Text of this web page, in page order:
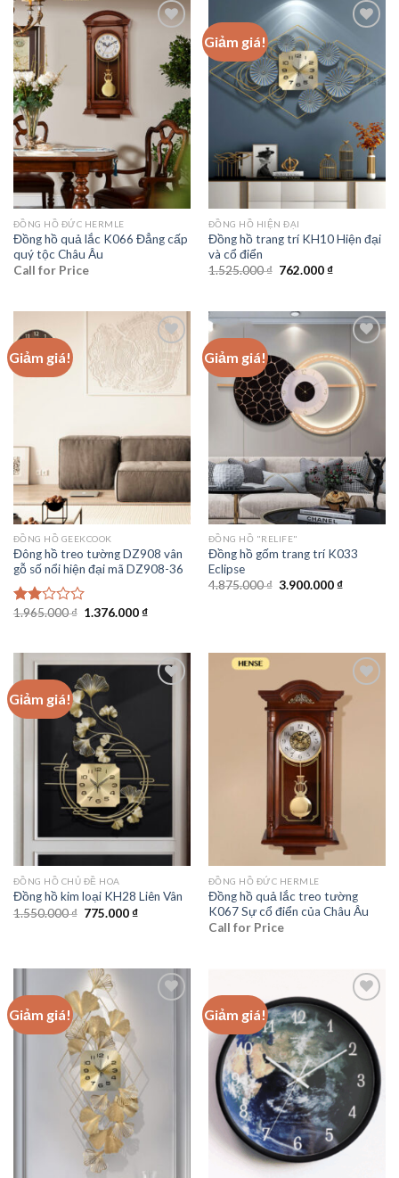
Add to
wishlist
ĐỒNG HỒ ĐỨC HERMLE
Đồng hồ quả lắc K066 Đẳng cấp
quý tộc Châu Âu
Call for Price
Giảm giá!
Add to
wishlist
ĐỒNG HỒ HIỆN ĐẠI
Đồng hồ trang trí KH10 Hiện đại
và cổ điển
1.525.000₫ Giá
762.000₫Giá
762.000 ₫.
Giảm giá!
Add to
wishlist
ĐỒNG HỒ GEEKCOOK
Đông hồ treo tường DZ908 vân
gỗ số nổi hiện đại mã DZ908-36
Được
2.00
sao
1.965.000₫ Giá
1.376.000₫Giá
1.376.000 ₫.
Giảm giá!
Add to
wishlist
ĐỒNG HỒ "RELIFE"
Đồng hồ gốm trang trí K033
Eclipse
4.875.000₫ Giá
3.900.000₫Giá
Giảm giá!
ĐỒNG HỒ CHỦ ĐỀ HOA
Đồng hồ kim loại KH28 Liên Vân
1.550.000₫ Giá
775.000₫Giá
ĐỒNG HỒ ĐỨC HERMLE
Đồng hồ quả lắc treo tường
K067 Sự cổ điển của Châu Âu
Call for Price
Giảm giá! Giảm giá!
Add to
wishlist